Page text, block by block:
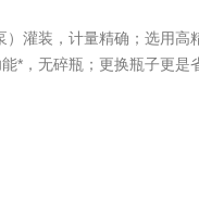
灌装，计量精确；选用高
*，无碎瓶；更换瓶子更是